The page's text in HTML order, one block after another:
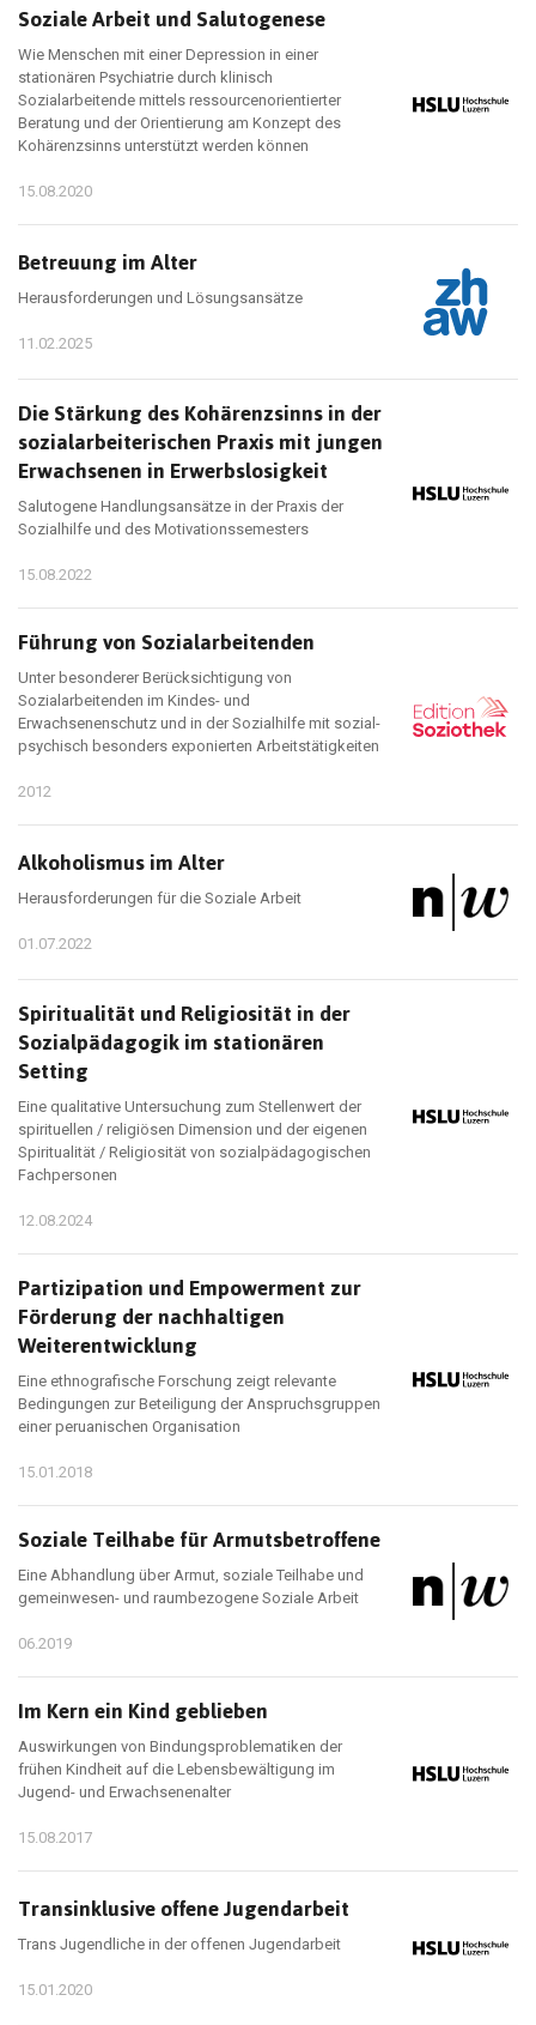
Soziale Arbeit und Salutogenese
Wie Menschen mit einer Depression in einer
stationären Psychiatrie durch klinisch
Sozialarbeitende mittels ressourcenorientierter
Beratung und der Orientierung am Konzept des
Kohärenzsinns unterstützt werden können
15.08.2020
Betreuung im Alter
Herausforderungen und Lösungsansätze
11.02.2025
Die Stärkung des Kohärenzsinns in der
sozialarbeiterischen Praxis mit jungen
Erwachsenen in Erwerbslosigkeit
Salutogene Handlungsansätze in der Praxis der
Sozialhilfe und des Motivationssemesters
15.08.2022
Führung von Sozialarbeitenden
Unter besonderer Berücksichtigung von
Sozialarbeitenden im Kindes- und
Erwachsenenschutz und in der Sozialhilfe mit sozial-
psychisch besonders exponierten Arbeitstätigkeiten
2012
Alkoholismus im Alter
Herausforderungen für die Soziale Arbeit
01.07.2022
Spiritualität und Religiosität in der
Sozialpädagogik im stationären
Setting
Eine qualitative Untersuchung zum Stellenwert der
spirituellen / religiösen Dimension und der eigenen
Spiritualität / Religiosität von sozialpädagogischen
Fachpersonen
12.08.2024
Partizipation und Empowerment zur
Förderung der nachhaltigen
Weiterentwicklung
Eine ethnografische Forschung zeigt relevante
Bedingungen zur Beteiligung der Anspruchsgruppen
einer peruanischen Organisation
15.01.2018
Soziale Teilhabe für Armutsbetroffene
Eine Abhandlung über Armut, soziale Teilhabe und
gemeinwesen- und raumbezogene Soziale Arbeit
06.2019
Im Kern ein Kind geblieben
Auswirkungen von Bindungsproblematiken der
frühen Kindheit auf die Lebensbewältigung im
Jugend- und Erwachsenenalter
15.08.2017
Transinklusive offene Jugendarbeit
Trans Jugendliche in der offenen Jugendarbeit
15.01.2020